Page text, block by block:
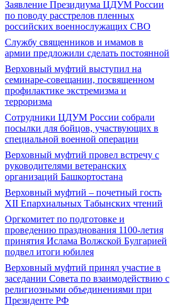
Заявление Президиума ЦДУМ России
по поводу расстрелов пленных
российских военнослужащих СВО
Службу священников и имамов в
армии предложили сделать постоянной
Верховный муфтий выступил на
семинаре-совещании, посвященном
профилактике экстремизма и
терроризма
Сотрудники ЦДУМ России собрали
посылки для бойцов, участвующих в
специальной военной операции
Верховный муфтий провел встречу с
руководителями ветеранских
организаций Башкортостана
Верховный муфтий – почетный гость
ХII Епархиальных Табынских чтений
Оргкомитет по подготовке и
проведению празднования 1100-летия
принятия Ислама Волжской Булгарией
подвел итоги юбилея
Верховный муфтий принял участие в
заседании Совета по взаимодействию с
религиозными объединениями при
Президенте РФ